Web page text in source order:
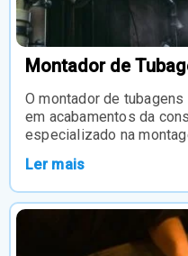
Montador de
O montador de
em acabamentos da
especializado na
Ler mais